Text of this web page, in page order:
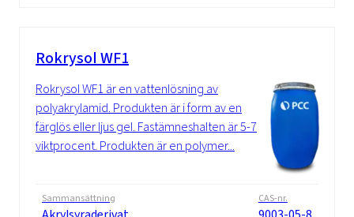
Rokrysol WF1
Rokrysol WF1 är en vattenlösning av
polyakrylamid. Produkten är i form av en
färglös eller ljus gel. Fastämneshalten är 5-7
viktprocent. Produkten är en polymer...
Sammansättning CAS-nr.